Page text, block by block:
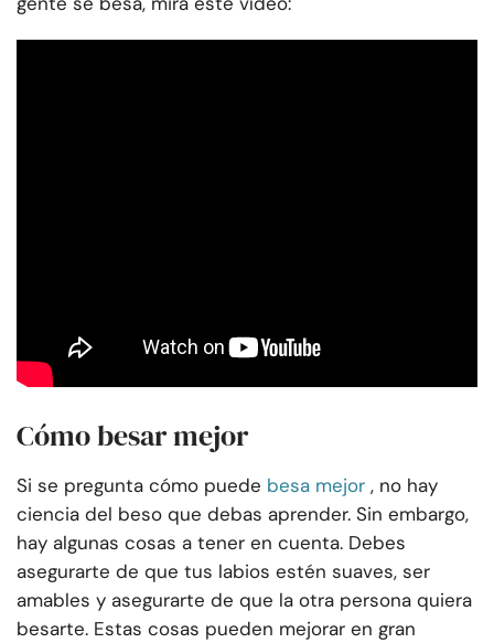
Cómo besar mejor
Si se pregunta cómo puede besa mejor , no hay
ciencia del beso que debas aprender. Sin embargo,
hay algunas cosas a tener en cuenta. Debes
asegurarte de que tus labios estén suaves, ser
amables y asegurarte de que la otra persona quiera
besarte. Estas cosas pueden mejorar en gran